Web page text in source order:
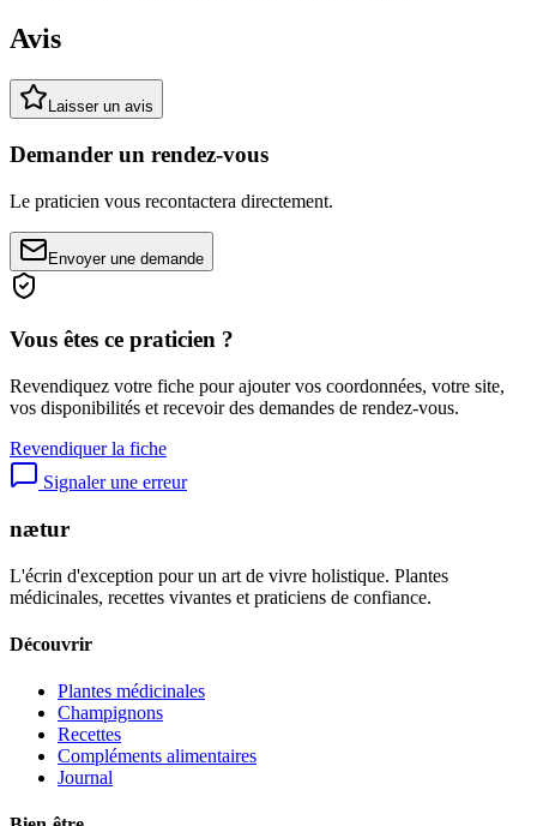
Avis
Laisser un avis
Demander un rendez-vous
Le praticien vous recontactera directement.
Envoyer une demande
Vous êtes ce praticien ?
Revendiquez votre fiche pour ajouter vos coordonnées, votre site,
vos disponibilités et recevoir des demandes de rendez-vous.
Revendiquer la fiche
Signaler une erreur
nætur
L'écrin d'exception pour un art de vivre holistique. Plantes
médicinales, recettes vivantes et praticiens de confiance.
Découvrir
Plantes médicinales
Champignons
Recettes
Compléments alimentaires
Journal